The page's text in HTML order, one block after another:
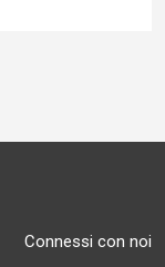
Connessi con noi